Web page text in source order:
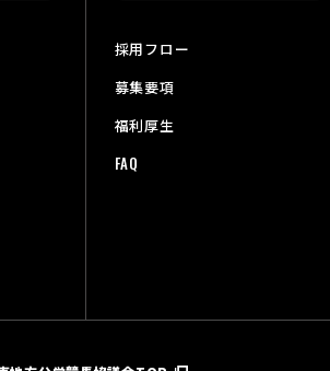
採用フロー
募集要項
福利厚生
FAQ